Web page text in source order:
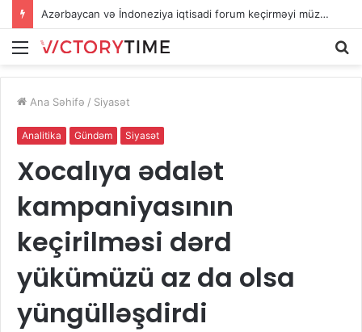
“Qarabağ” Pedro Bikalyonu satacaq? – Milyon dollarlıq təkliflər var
Menu
Ana Səhifə / Siyasət
Analitika Gündəm Siyasət
Xocalıya ədalət
kampaniyasının
keçirilməsi dərd
yükümüzü az da olsa
yüngülləşdirdi